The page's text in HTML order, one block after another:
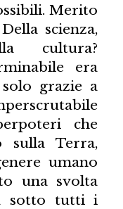
Merito
scienza,
cultura?
era
grazie a
che
sulla Terra,
umano
una svolta
sotto tutti i